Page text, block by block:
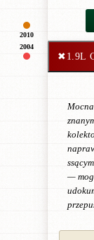
2010
2004
✖1.9L
—